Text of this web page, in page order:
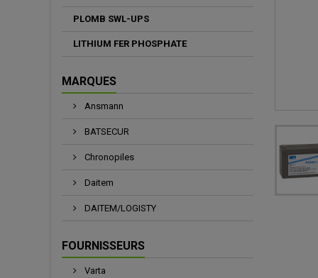
PLOMB SWL-UPS
LITHIUM FER PHOSPHATE
MARQUES
Ansmann
BATSECUR
Chronopiles
Daitem
DAITEM/LOGISTY
FOURNISSEURS
Varta